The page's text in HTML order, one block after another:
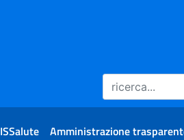
ISSalute Amministrazione